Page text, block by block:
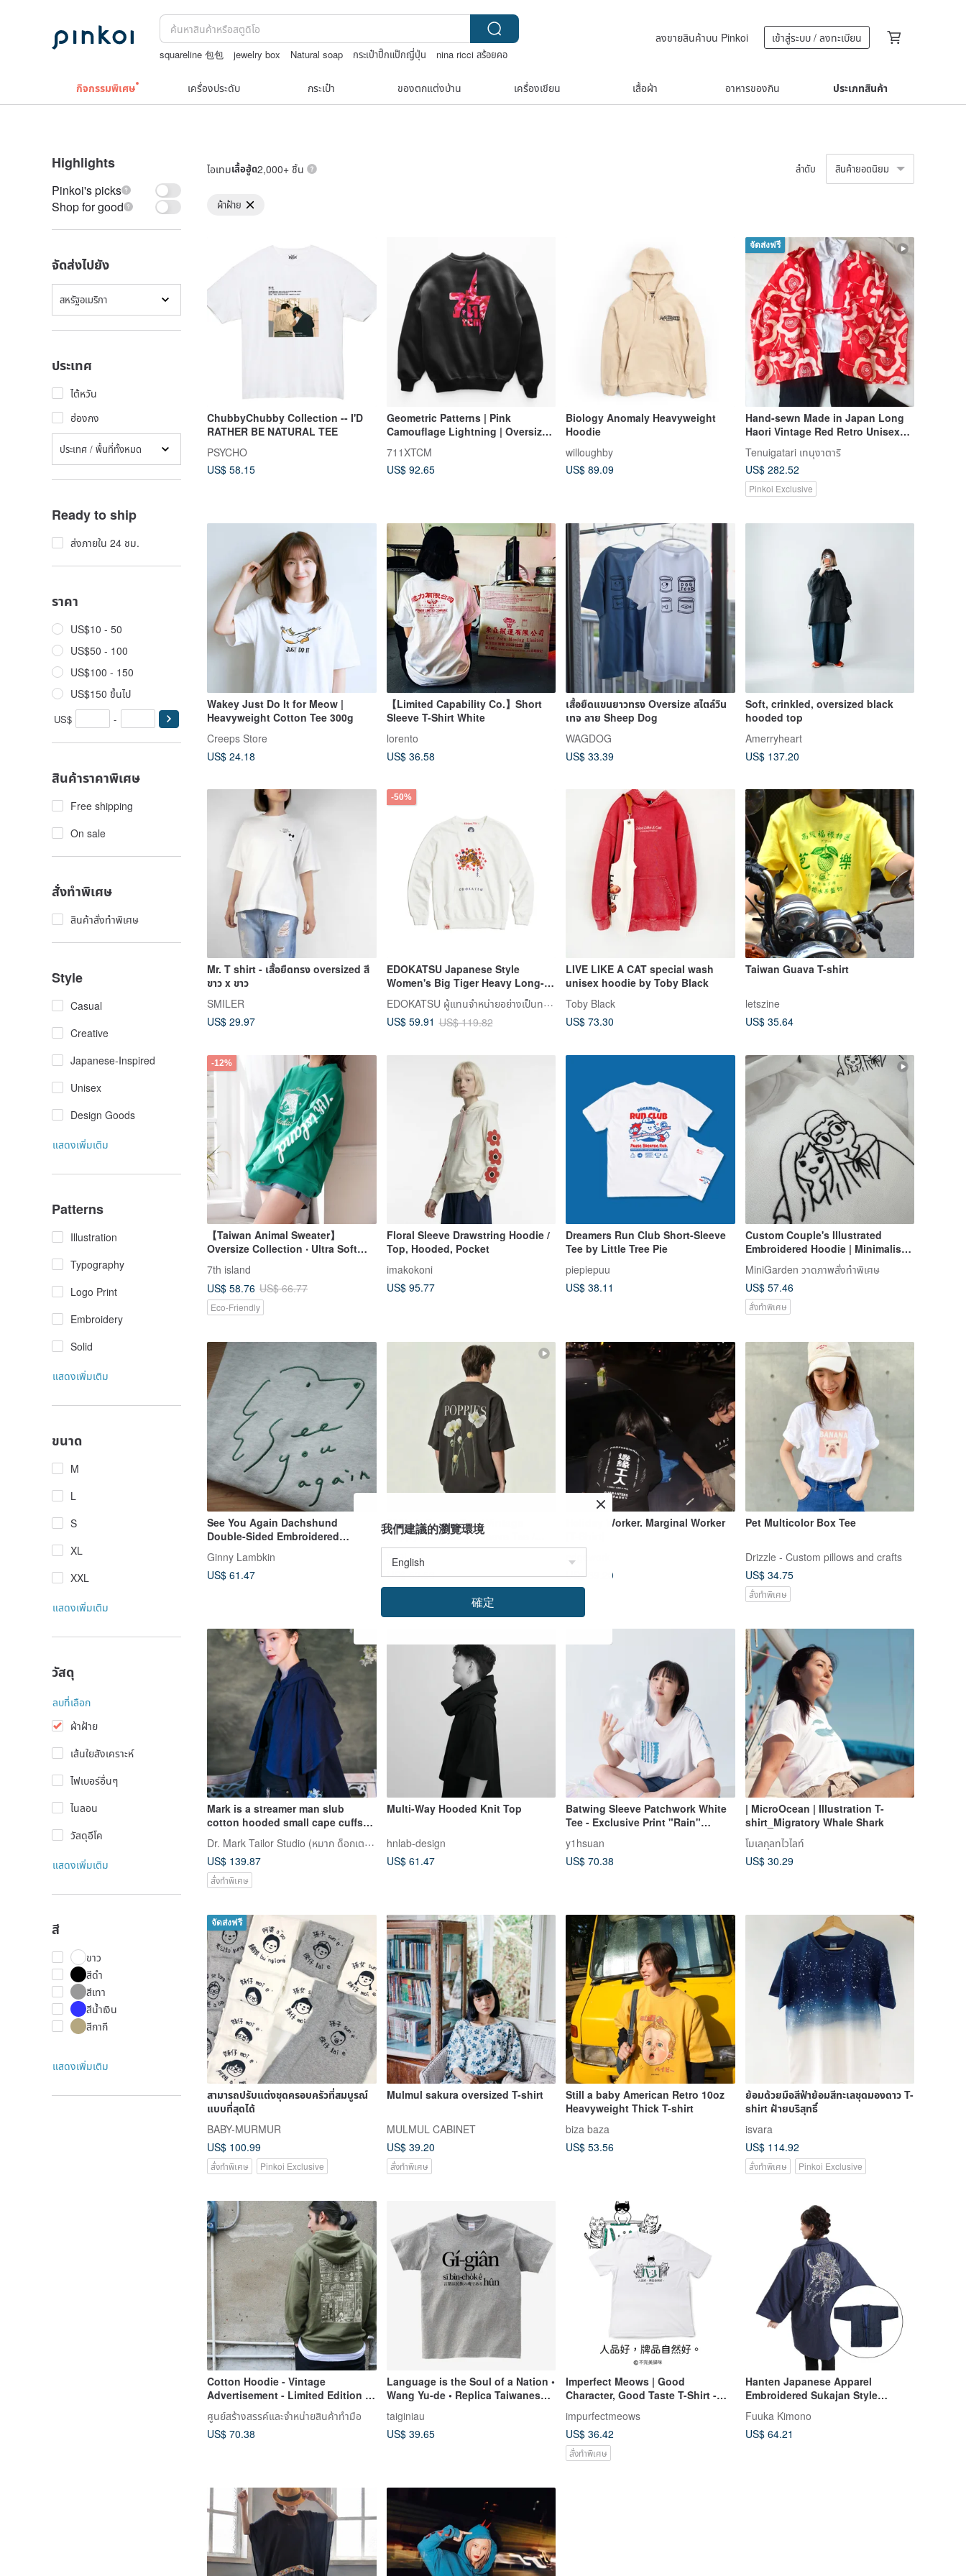
squareline 包包 jewelry box Natural soap กระเป๋าปิ๊กแป๊กญี่ปุ่น
nina ricci สร้อยคอ
ลงขายสินค้าบน Pinkoi เข้าสู่ระบบ / ลงทะเบียน
กิจกรรมพิเศษ เครื่องประดับ กระเป๋า ของตกแต่งบ้าน เครื่องเขียน เสื้อผ้า อาหารของกิน ประเภทสินค้า
Highlights
Pinkoi's picks
Shop for good
จัดส่งไปยัง
สหรัฐอเมริกา
ประเทศ
ไต้หวัน
ฮ่องกง
ประเทศ / พื้นที่ทั้งหมด
Ready to ship
ส่งภายใน 24 ชม.
ราคา
US$10 - 50
US$50 - 100
US$100 - 150
US$150 ขึ้นไป
US$ -
สินค้าราคาพิเศษ
Free shipping
On sale
สั่งทำพิเศษ
สินค้าสั่งทำพิเศษ
Style
Casual
Creative
Japanese-Inspired
Unisex
Design Goods
แสดงเพิ่มเติม
Patterns
Illustration
Typography
Logo Print
Embroidery
Solid
แสดงเพิ่มเติม
ขนาด
M
L
S
XL
XXL
แสดงเพิ่มเติม
วัสดุ
ลบที่เลือก
ผ้าฝ้าย
เส้นใยสังเคราะห์
ไฟเบอร์อื่นๆ
ไนลอน
วัสดุอีโค
แสดงเพิ่มเติม
สี
ขาว
สีดำ
สีเทา
สีน้ำเงิน
สีกากี
แสดงเพิ่มเติม
ไอเทมเสื้อฮู้ด2,000+ ชิ้น ลำดับ สินค้ายอดนิยม
ผ้าฝ้าย
ChubbyChubby Collection -- I'D
RATHER BE NATURAL TEE
PSYCHO
US$ 58.15
Geometric Patterns | Pink
Camouflage Lightning | Oversized
711XTCM
US$ 92.65
Biology Anomaly Heavyweight
Hoodie
willoughby
US$ 89.09
จัดส่งฟรี
Hand-sewn Made in Japan Long
Haori Vintage Red Retro Unisex
Tenuigatari เทนุงาตาริ
US$ 282.52
Pinkoi Exclusive
Wakey Just Do It for Meow |
Heavyweight Cotton Tee 300g
Creeps Store
US$ 24.18
【Limited Capability Co.】Short
Sleeve T-Shirt White
lorento
US$ 36.58
เสื้อยืดแขนยาวทรง Oversize สไตล์วิน
เทจ ลาย Sheep Dog
WAGDOG
US$ 33.39
Soft, crinkled, oversized black
hooded top
Amerryheart
US$ 137.20
Mr. T shirt - เสื้อยืดทรง oversized สี
ขาว x ขาว
SMILER
US$ 29.97
-50%
EDOKATSU Japanese Style
Women's Big Tiger Heavy Long-
Sleeve T-Shirt (Off White) #Tops
EDOKATSU ผู้แทนจำหน่ายอย่างเป็นทางการในไต้หวัน
US$ 59.91 US$ 119.82
LIVE LIKE A CAT special wash
unisex hoodie by Toby Black
Toby Black
US$ 73.30
Taiwan Guava T-shirt
letszine
US$ 35.64
-12%
【Taiwan Animal Sweater】
Oversize Collection ‧ Ultra Soft
Comfy
7th island
US$ 58.76 US$ 66.77
Eco-Friendly
Floral Sleeve Drawstring Hoodie /
Top, Hooded, Pocket
imakokoni
US$ 95.77
Dreamers Run Club Short-Sleeve
Tee by Little Tree Pie
piepiepuu
US$ 38.11
Custom Couple's Illustrated
Embroidered Hoodie | Minimalist
Commemorative Couple's Apparel
MiniGarden วาดภาพสั่งทำพิเศษ
US$ 57.46
สั่งทำพิเศษ
See You Again Dachshund
Double-Sided Embroidered
Ginny Lambkin
US$ 61.47
369Lab Poppy Tee / Vintage
Poppy Print Short Sleeve Tee /
Clean Fit Oversized Cu
369LAB
US$ 59.53
Holiday Worker. Marginal Worker
US$ 39.20
Pet Multicolor Box Tee
Drizzle - Custom pillows and crafts
US$ 34.75
สั่งทำพิเศษ
Mark is a streamer man slub
cotton hooded small cape cuffs
pierced sleeve jacket
Dr. Mark Tailor Studio (หมาก ด็อกเตอร์ มาร์ค)
US$ 139.87
สั่งทำพิเศษ
Multi-Way Hooded Knit Top
hnlab-design
US$ 61.47
Batwing Sleeve Patchwork White
Tee - Exclusive Print "Rain"
Edition
y1hsuan
US$ 70.38
| MicroOcean | Illustration T-
shirt_Migratory Whale Shark
โมเลกุลทไวไลท์
US$ 30.29
จัดส่งฟรี
สามารถปรับแต่งชุดครอบครัวที่สมบูรณ์
แบบที่สุดได้
BABY-MURMUR
US$ 100.99
สั่งทำพิเศษ Pinkoi Exclusive
Mulmul sakura oversized T-shirt
MULMUL CABINET
US$ 39.20
สั่งทำพิเศษ
Still a baby American Retro 10oz
Heavyweight Thick T-shirt
biza baza
US$ 53.56
ย้อมด้วยมือสีฟ้าย้อมสีทะเลชุดมองดาว T-
shirt ฝ้ายบริสุทธิ์
isvara
US$ 114.92
สั่งทำพิเศษ Pinkoi Exclusive
Cotton Hoodie - Vintage
Advertisement - Limited Edition ~
Unisex Gift Recommendation
ศูนย์สร้างสรรค์และจำหน่ายสินค้าทำมือ
US$ 70.38
Language is the Soul of a Nation •
Wang Yu-de • Replica Taiwanese
taiginiau
US$ 39.65
Imperfect Meows | Good
Character, Good Taste T-Shirt -
impurfectmeows
US$ 36.42
สั่งทำพิเศษ
Hanten Japanese Apparel
Embroidered Sukajan Style
Navy
Fuuka Kimono
US$ 64.21
我們建議的瀏覽環境
確定